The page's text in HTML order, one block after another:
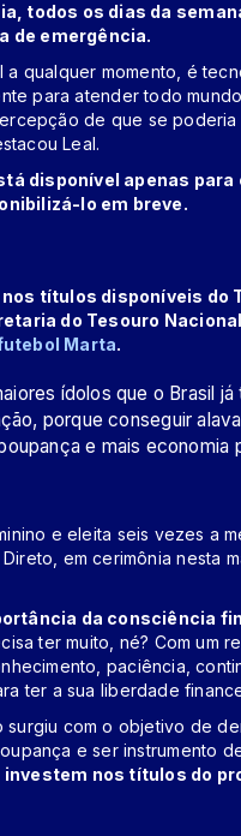
todos os dias da
de emergência.
a qualquer momento, é
para atender todo
de que se
Leal.
disponível apenas
lo em breve.
títulos disponíveis do
do Tesouro
Marta.
ídolos que o Brasil
porque conseguir
e mais economia
e eleita seis vezes a
em cerimônia nesta
da consciência
ter muito, né? Com um
paciência,
ter a sua liberdade
com o objetivo de
e ser instrumento
nos títulos do